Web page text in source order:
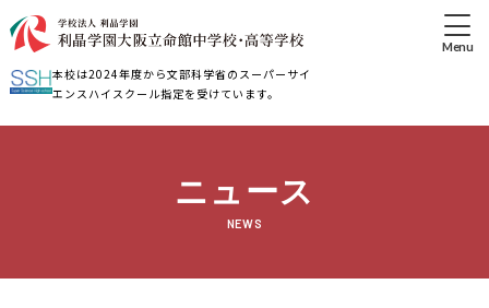
本校は2024年度から文部科学省のスーパーサイ
エンスハイスクール指定を受けています。
ニュース
NEWS